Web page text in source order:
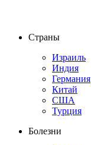
Страны
Израиль
Индия
Германия
Китай
США
Турция
Болезни